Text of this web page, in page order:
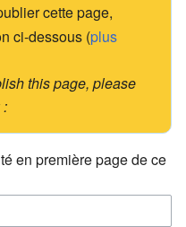
cette page,
ci-dessous (plus
this page, please
:
en première page de ce